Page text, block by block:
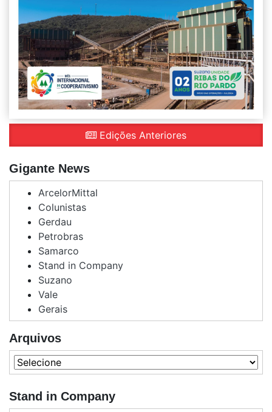
Edições Anteriores
Gigante News
ArcelorMittal
Colunistas
Gerdau
Petrobras
Samarco
Stand in Company
Suzano
Vale
Gerais
Arquivos
Stand in Company